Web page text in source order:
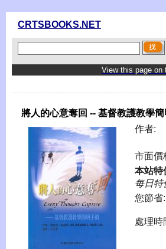
CRTSBOOKS.NET
View this page on
將人的心意奪回 -- 基督教護教學
作者:
市面價
本站特
每日特
您節省:
處理時